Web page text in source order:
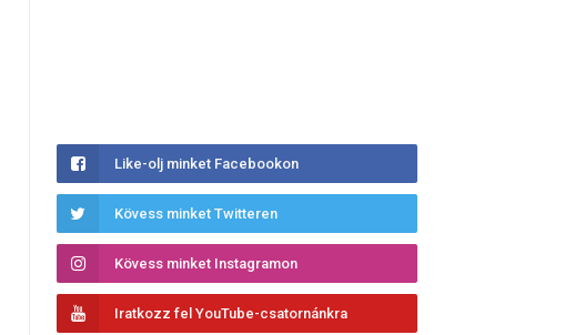
Like-olj minket Facebookon
Kövess minket Twitteren
Kövess minket Instagramon
Iratkozz fel YouTube-csatornánkra